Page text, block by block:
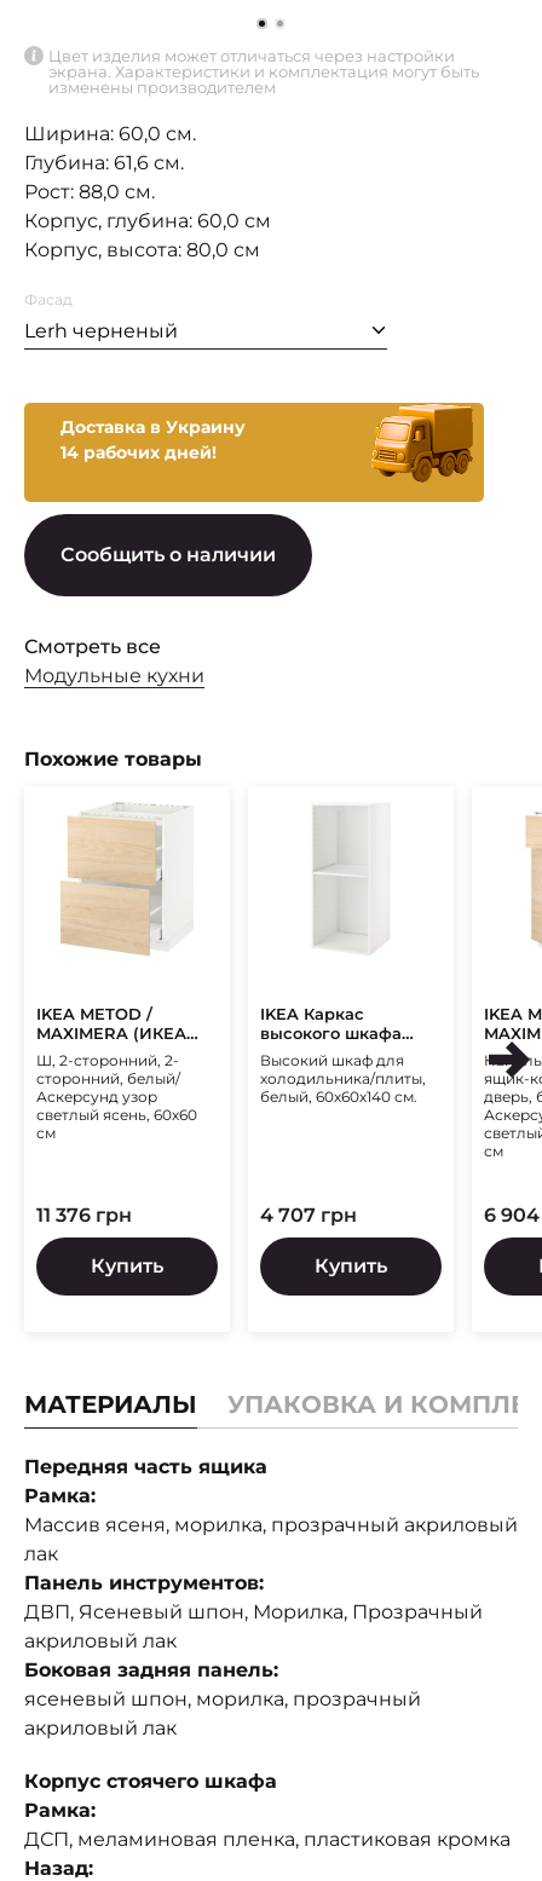
Цвет изделия может отличаться через настройки
экрана. Характеристики и комплектация могут быть
изменены производителем
Ширина: 60,0 см.
Глубина: 61,6 см.
Рост: 88,0 см.
Корпус, глубина: 60,0 см
Корпус, высота: 80,0 см
Фасад
Lerh черненый
Доставка в Украину
14 рабочих дней!
Сообщить о наличии
Смотреть все
Модульные кухни
Похожие товары
IKEA METOD /
MAXIMERA (ИКЕА
МЕТОДЫ/
МАКСИМЕРА)
Ш, 2-сторонний, 2-
сторонний, белый/
Аскерсунд узор
светлый ясень, 60х60
см
11 376 грн
Купить
IKEA Каркас
высокого шкафа
METOD (ИКЕА
МЕТОДЫ)
Высокий шкаф для
холодильника/плиты,
белый, 60х60х140 см.
4 707 грн
Купить
IKEA
ящик-
дверь,
см
6
МАТЕРИАЛЫ УПАКОВКА И
Передняя часть ящика
Рамка:
Массив ясеня, морилка, прозрачный акриловый
лак
Панель инструментов:
ДВП, Ясеневый шпон, Морилка, Прозрачный
акриловый лак
Боковая задняя панель:
ясеневый шпон, морилка, прозрачный
акриловый лак
Корпус стоячего шкафа
Рамка:
ДСП, меламиновая пленка, пластиковая кромка
Назад: